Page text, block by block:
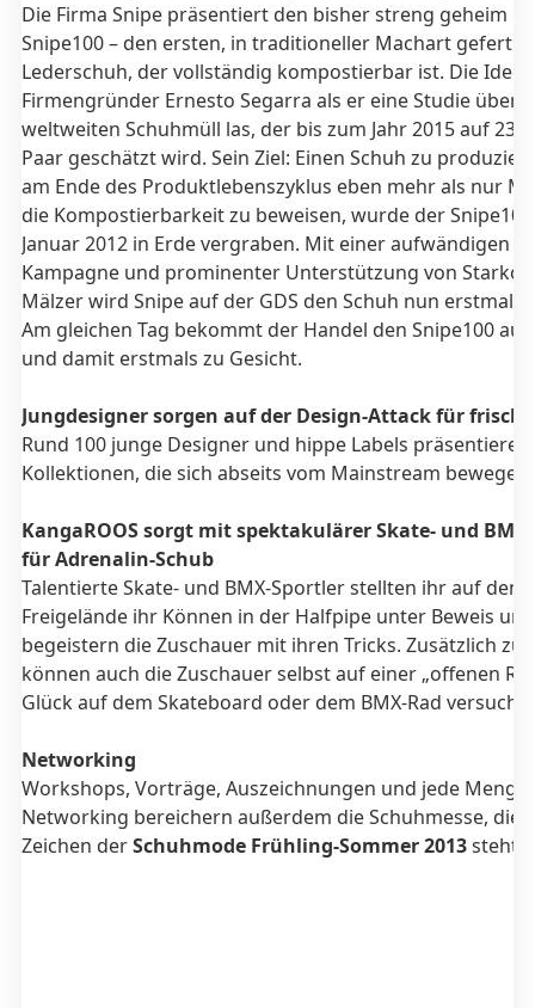
Die Firma Snipe präsentiert den bisher streng geheim
Snipe100 – den ersten, in traditioneller Machart
Lederschuh, der vollständig kompostierbar ist. Die Idee
Firmengründer Ernesto Segarra als er eine Studie über
weltweiten Schuhmüll las, der bis zum Jahr 2015 auf 23
Paar geschätzt wird. Sein Ziel: Einen Schuh zu
am Ende des Produktlebenszyklus eben mehr als nur
die Kompostierbarkeit zu beweisen, wurde der
Januar 2012 in Erde vergraben. Mit einer aufwändigen
Kampagne und prominenter Unterstützung von
Mälzer wird Snipe auf der GDS den Schuh nun erstmals
Am gleichen Tag bekommt der Handel den Snipe100
und damit erstmals zu Gesicht.
Jungdesigner sorgen auf der Design-Attack für
Rund 100 junge Designer und hippe Labels
Kollektionen, die sich abseits vom Mainstream bewegen.
KangaROOS sorgt mit spektakulärer Skate- und
für Adrenalin-Schub
Talentierte Skate- und BMX-Sportler stellten ihr auf dem
Freigelände ihr Können in der Halfpipe unter Beweis und
begeistern die Zuschauer mit ihren Tricks. Zusätzlich
können auch die Zuschauer selbst auf einer „offenen
Glück auf dem Skateboard oder dem BMX-Rad
Networking
Workshops, Vorträge, Auszeichnungen und jede Menge
Networking bereichern außerdem die Schuhmesse, die
Zeichen derSchuhmode Frühling-Sommer 2013steht.